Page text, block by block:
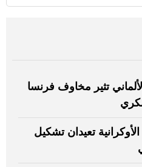
تثير مخاوف فرنسا
تعيدان تشكيل